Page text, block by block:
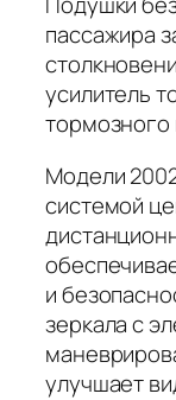
пассажира
усилитель
тормозного
Модели
системой
и
зеркала с
улучшает